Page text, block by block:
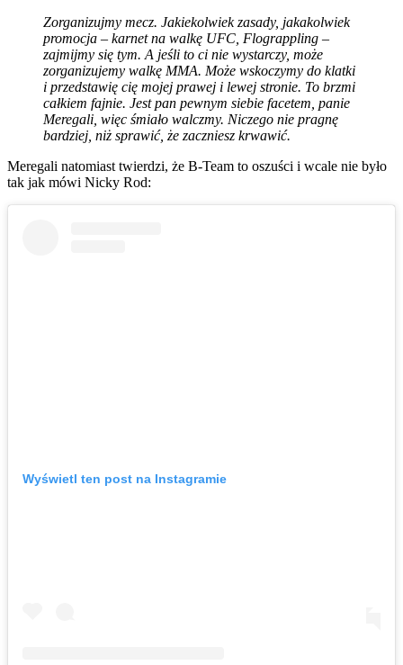
Zorganizujmy mecz. Jakiekolwiek zasady, jakakolwiek
promocja – karnet na walkę UFC, Flograppling –
zajmijmy się tym. A jeśli to ci nie wystarczy, może
zorganizujemy walkę MMA. Może wskoczymy do klatki
i przedstawię cię mojej prawej i lewej stronie. To brzmi
całkiem fajnie. Jest pan pewnym siebie facetem, panie
Meregali, więc śmiało walczmy. Niczego nie pragnę
bardziej, niż sprawić, że zaczniesz krwawić.
Meregali natomiast twierdzi, że B-Team to oszuści i wcale nie było
tak jak mówi Nicky Rod:
Wyświetl ten post na Instagramie